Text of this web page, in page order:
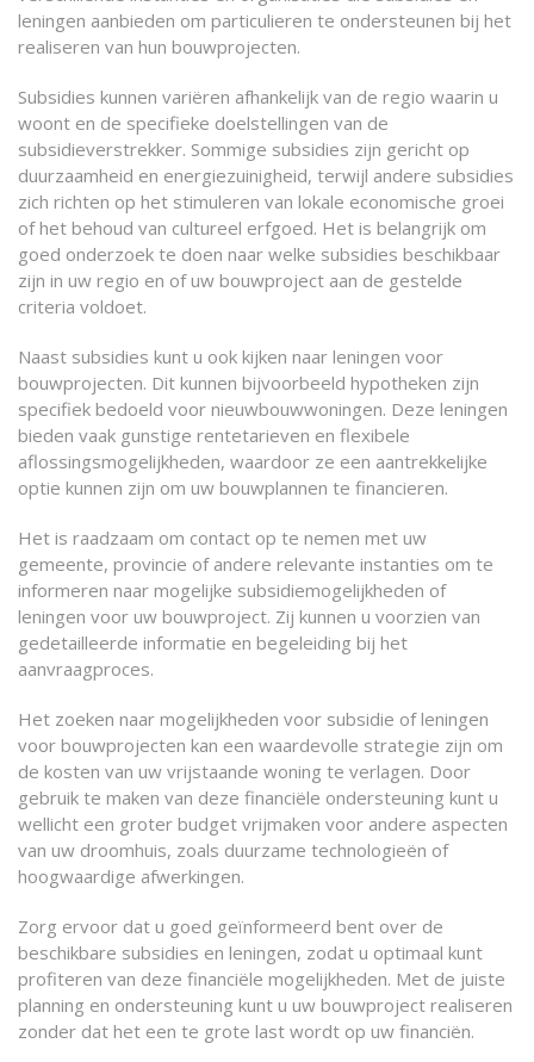
leningen aanbieden om particulieren te ondersteunen bij het
realiseren van hun bouwprojecten.
Subsidies kunnen variëren afhankelijk van de regio waarin u
woont en de specifieke doelstellingen van de
subsidieverstrekker. Sommige subsidies zijn gericht op
duurzaamheid en energiezuinigheid, terwijl andere subsidies
zich richten op het stimuleren van lokale economische groei
of het behoud van cultureel erfgoed. Het is belangrijk om
goed onderzoek te doen naar welke subsidies beschikbaar
zijn in uw regio en of uw bouwproject aan de gestelde
criteria voldoet.
Naast subsidies kunt u ook kijken naar leningen voor
bouwprojecten. Dit kunnen bijvoorbeeld hypotheken zijn
specifiek bedoeld voor nieuwbouwwoningen. Deze leningen
bieden vaak gunstige rentetarieven en flexibele
aflossingsmogelijkheden, waardoor ze een aantrekkelijke
optie kunnen zijn om uw bouwplannen te financieren.
Het is raadzaam om contact op te nemen met uw
gemeente, provincie of andere relevante instanties om te
informeren naar mogelijke subsidiemogelijkheden of
leningen voor uw bouwproject. Zij kunnen u voorzien van
gedetailleerde informatie en begeleiding bij het
aanvraagproces.
Het zoeken naar mogelijkheden voor subsidie of leningen
voor bouwprojecten kan een waardevolle strategie zijn om
de kosten van uw vrijstaande woning te verlagen. Door
gebruik te maken van deze financiële ondersteuning kunt u
wellicht een groter budget vrijmaken voor andere aspecten
van uw droomhuis, zoals duurzame technologieën of
hoogwaardige afwerkingen.
Zorg ervoor dat u goed geïnformeerd bent over de
beschikbare subsidies en leningen, zodat u optimaal kunt
profiteren van deze financiële mogelijkheden. Met de juiste
planning en ondersteuning kunt u uw bouwproject realiseren
zonder dat het een te grote last wordt op uw financiën.